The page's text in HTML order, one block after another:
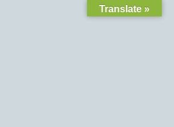
Translate »